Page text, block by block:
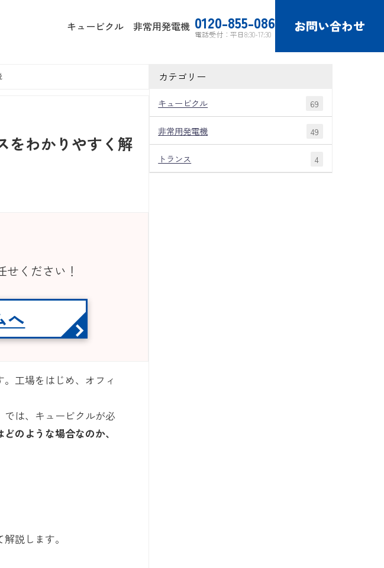
キュービクル 非常用発電機 0120-855-086
電話受付：平日8:30-17:30 お問い合わせ
をわかりやすく解
せください！
へ
工場をはじめ、オフィ
では、キュービクルが必
のような場合なのか、
説します。
カテゴリー
キュービクル 69
非常用発電機 49
トランス 4